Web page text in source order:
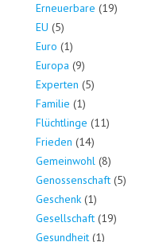
Erneuerbare (19)
EU (5)
Euro (1)
Europa (9)
Experten (5)
Familie (1)
Flüchtlinge (11)
Frieden (14)
Gemeinwohl (8)
Genossenschaft (5)
Geschenk (1)
Gesellschaft (19)
Gesundheit (1)